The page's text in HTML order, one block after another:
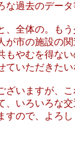
過去のデー
全体の。も
が市の施設の
もやむを得な
いただきた
いますが、
いろいろな
ので、よろ